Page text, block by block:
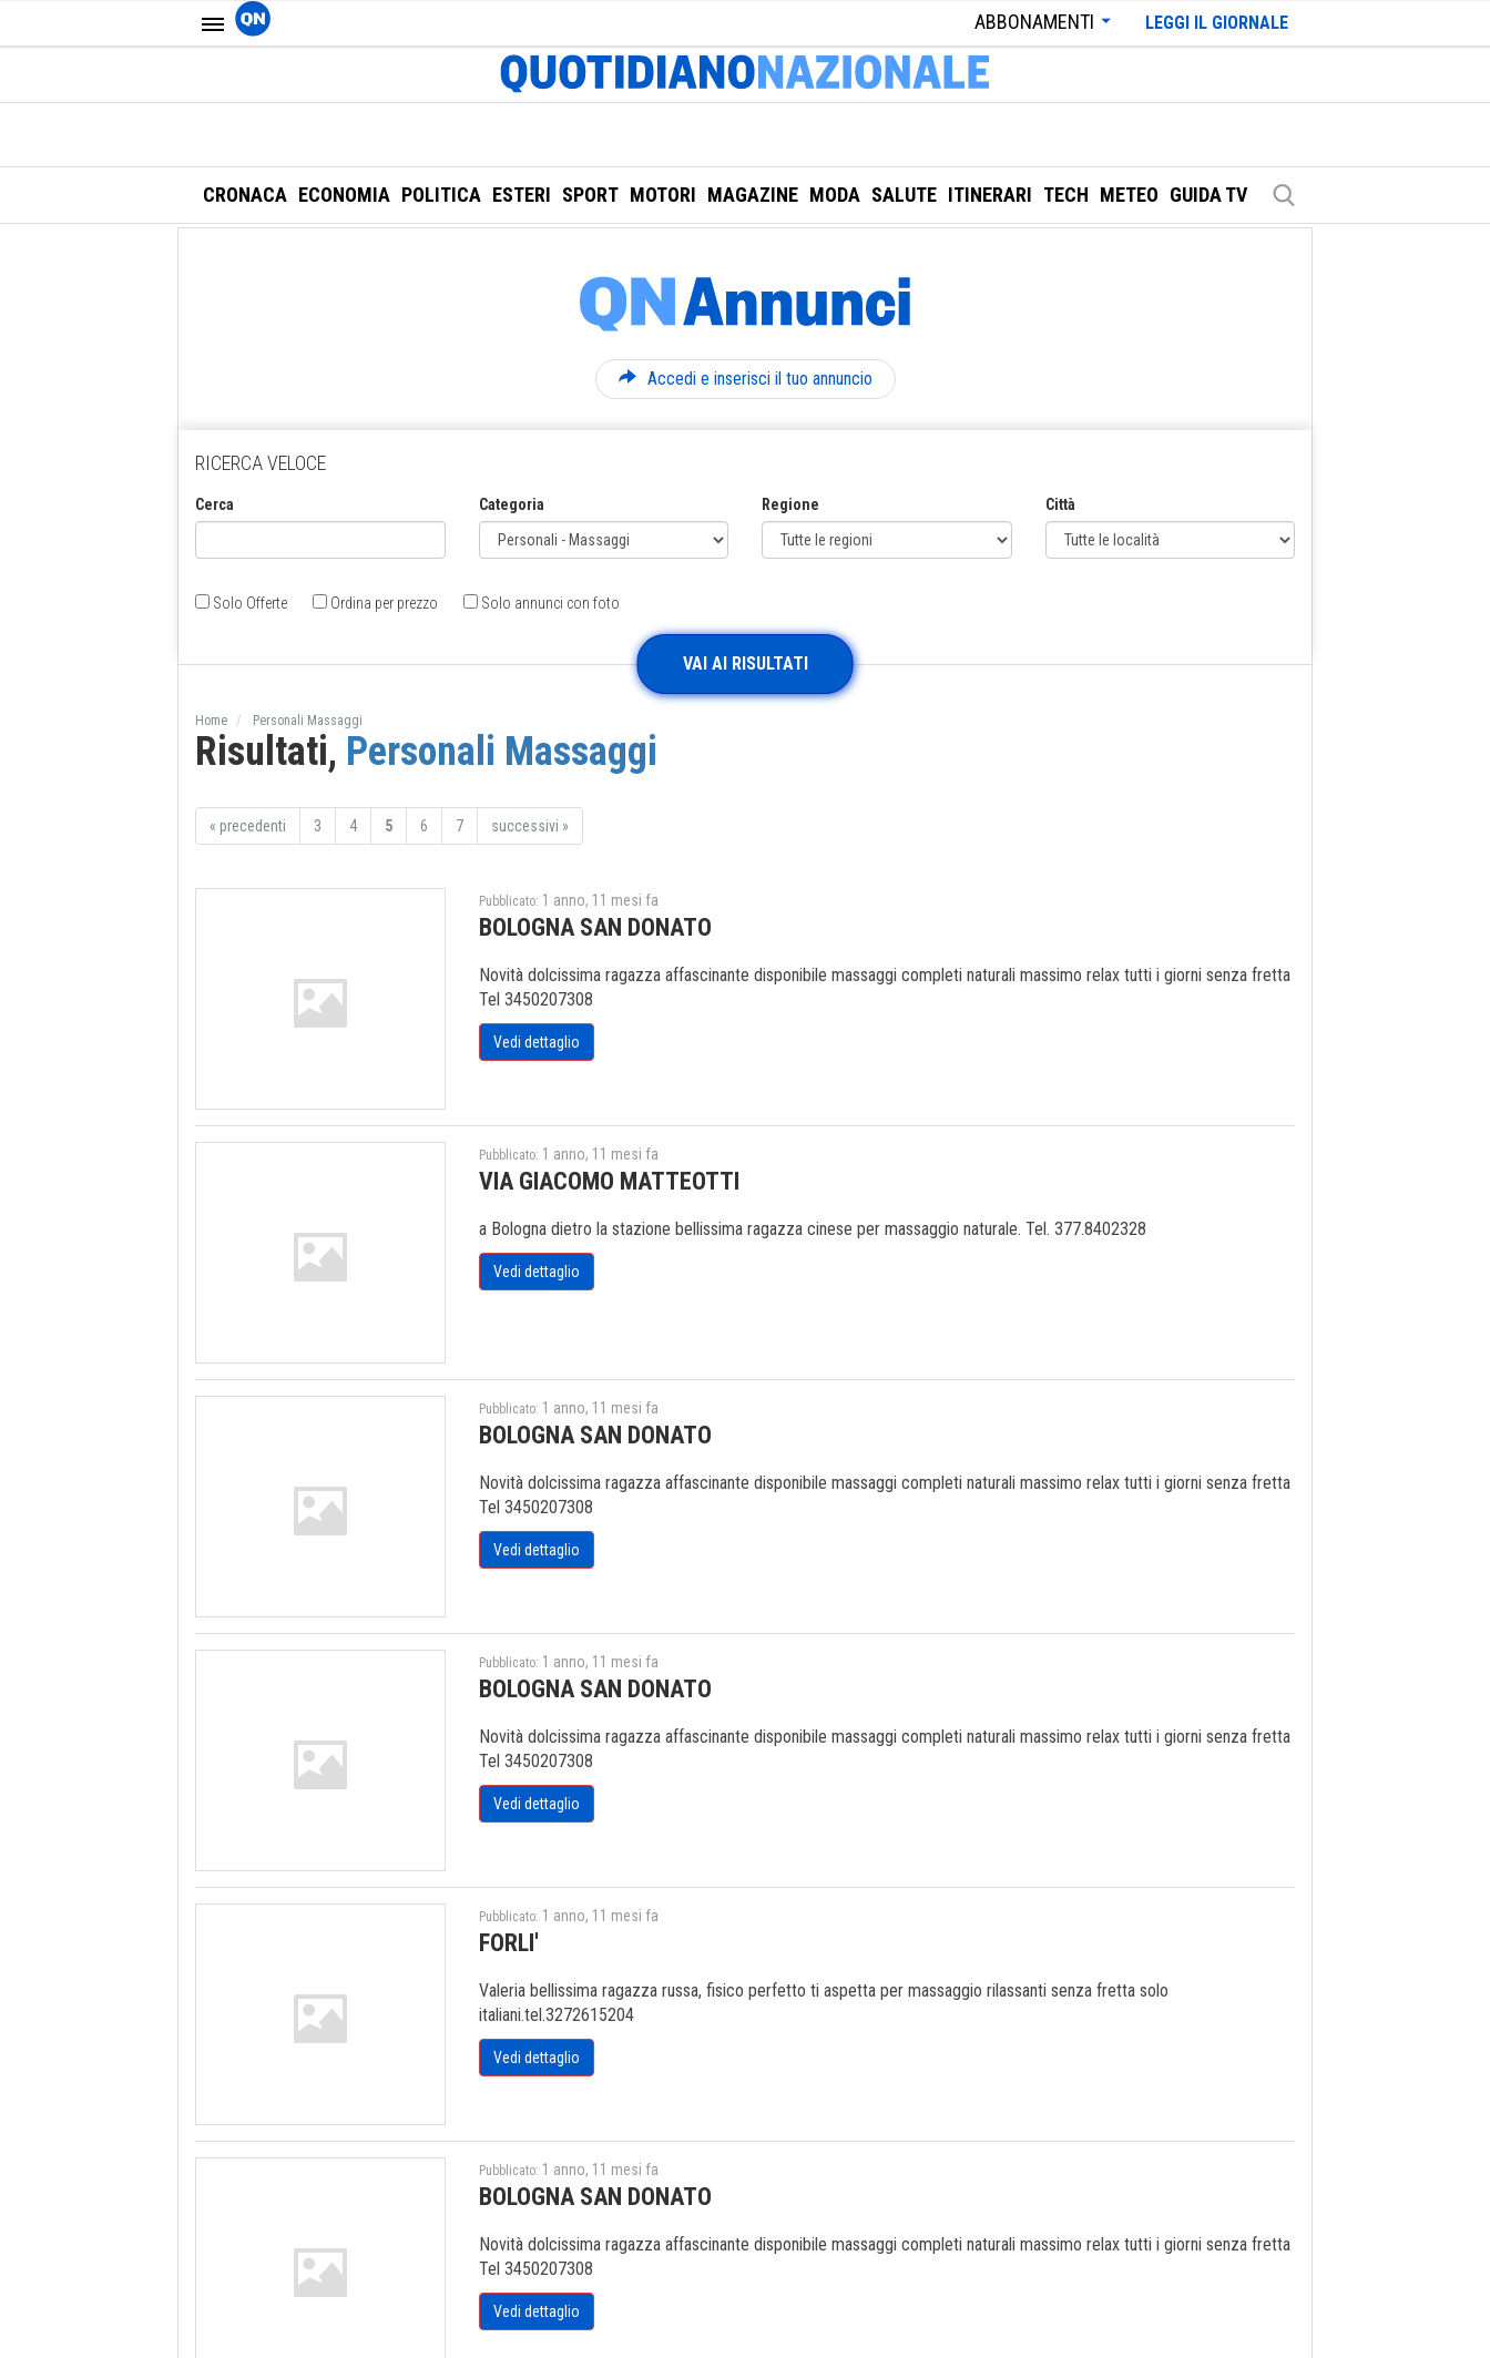
ABBONAMENTI LEGGI IL GIORNALE
CRONACA ECONOMIA POLITICA ESTERI SPORT MOTORI MAGAZINE MODA SALUTE ITINERARI TECH METEO GUIDA TV
Accedi e inserisci il tuo annuncio
RICERCA VELOCE
Cerca Categoria Regione Città
Solo Offerte Ordina per prezzo Solo annunci con foto
Home Personali Massaggi
Risultati, Personali Massaggi
« precedenti 3 4 5 6 7 successivi »
Pubblicato: 1 anno, 11 mesi fa
BOLOGNA SAN DONATO
Novità dolcissima ragazza affascinante disponibile massaggi completi naturali massimo relax tutti i giorni senza fretta
Tel 3450207308
Vedi dettaglio
Pubblicato: 1 anno, 11 mesi fa
VIA GIACOMO MATTEOTTI
a Bologna dietro la stazione bellissima ragazza cinese per massaggio naturale. Tel. 377.8402328
Vedi dettaglio
Pubblicato: 1 anno, 11 mesi fa
BOLOGNA SAN DONATO
Novità dolcissima ragazza affascinante disponibile massaggi completi naturali massimo relax tutti i giorni senza fretta
Tel 3450207308
Vedi dettaglio
Pubblicato: 1 anno, 11 mesi fa
BOLOGNA SAN DONATO
Novità dolcissima ragazza affascinante disponibile massaggi completi naturali massimo relax tutti i giorni senza fretta
Tel 3450207308
Vedi dettaglio
Pubblicato: 1 anno, 11 mesi fa
FORLI'
Valeria bellissima ragazza russa, fisico perfetto ti aspetta per massaggio rilassanti senza fretta solo
italiani.tel.3272615204
Vedi dettaglio
Pubblicato: 1 anno, 11 mesi fa
BOLOGNA SAN DONATO
Novità dolcissima ragazza affascinante disponibile massaggi completi naturali massimo relax tutti i giorni senza fretta
Tel 3450207308
Vedi dettaglio